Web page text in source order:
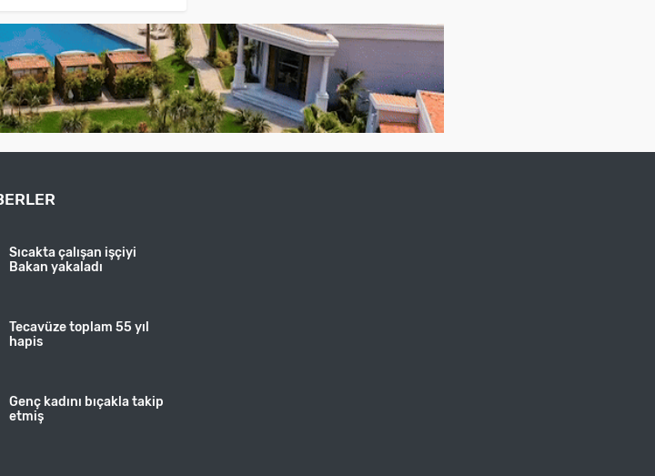
Sıcakta çalışan işçiyi
Bakan yakaladı
Tecavüze toplam 55 yıl
hapis
Genç kadını bıçakla takip
etmiş